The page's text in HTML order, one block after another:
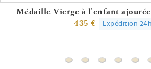
Médaille Vierge à l'enfant
435 €
Expédition 24h